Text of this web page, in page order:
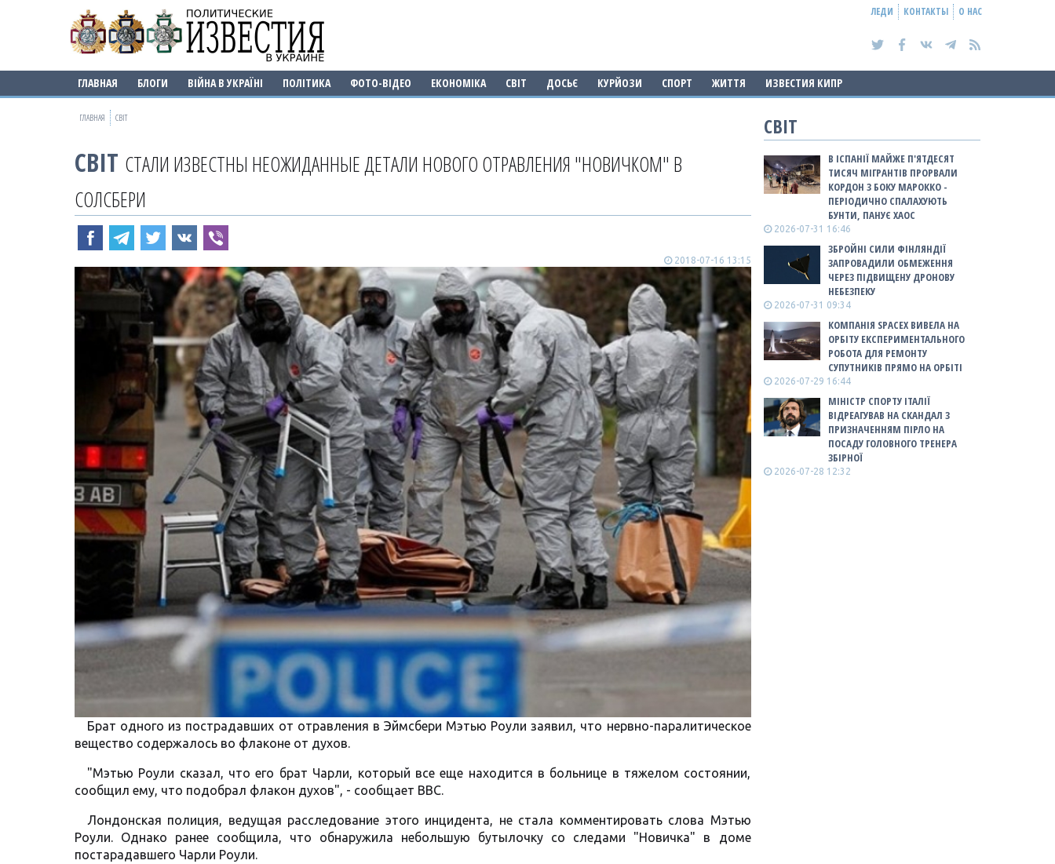
ЛЕДИ КОНТАКТЫ О НАС
ГЛАВНАЯ БЛОГИ ВІЙНА В УКРАЇНІ ПОЛІТИКА ФОТО-ВІДЕО ЕКОНОМІКА СВІТ ДОСЬЄ КУРЙОЗИ СПОРТ ЖИТТЯ ИЗВЕСТИЯ КИПР
ГЛАВНАЯ СВІТ
СВІТ СТАЛИ ИЗВЕСТНЫ НЕОЖИДАННЫЕ ДЕТАЛИ НОВОГО ОТРАВЛЕНИЯ "НОВИЧКОМ" В
СОЛСБЕРИ
2018-07-16 13:15
Брат одного из пострадавших от отравления в Эймсбери Мэтью Роули заявил, что нервно-паралитическое
вещество содержалось во флаконе от духов.
"Мэтью Роули сказал, что его брат Чарли, который все еще находится в больнице в тяжелом состоянии,
сообщил ему, что подобрал флакон духов", - сообщает BBC.
Лондонская полиция, ведущая расследование этого инцидента, не стала комментировать слова Мэтью
Роули. Однако ранее сообщила, что обнаружила небольшую бутылочку со следами "Новичка" в доме
постарадавшего Чарли Роули.
СВІТ
В ІСПАНІЇ МАЙЖЕ П'ЯТДЕСЯТ
ТИСЯЧ МІГРАНТІВ ПРОРВАЛИ
КОРДОН З БОКУ МАРОККО -
ПЕРІОДИЧНО СПАЛАХУЮТЬ
БУНТИ, ПАНУЄ ХАОС
2026-07-31 16:46
ЗБРОЙНІ СИЛИ ФІНЛЯНДІЇ
ЗАПРОВАДИЛИ ОБМЕЖЕННЯ
ЧЕРЕЗ ПІДВИЩЕНУ ДРОНОВУ
НЕБЕЗПЕКУ
2026-07-31 09:34
КОМПАНІЯ SPACEX ВИВЕЛА НА
ОРБІТУ ЕКСПЕРИМЕНТАЛЬНОГО
РОБОТА ДЛЯ РЕМОНТУ
СУПУТНИКІВ ПРЯМО НА ОРБІТІ
2026-07-29 16:44
МІНІСТР СПОРТУ ІТАЛІЇ
ВІДРЕАГУВАВ НА СКАНДАЛ З
ПРИЗНАЧЕННЯМ ПІРЛО НА
ПОСАДУ ГОЛОВНОГО ТРЕНЕРА
ЗБІРНОЇ
2026-07-28 12:32